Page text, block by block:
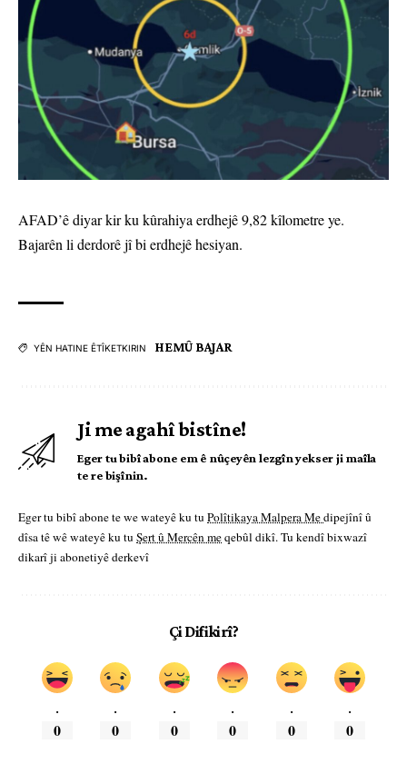
AFAD’ê diyar kir ku kûrahiya erdhejê 9,82 kîlometre ye.
Bajarên li derdorê jî bi erdhejê hesiyan.
YÊN HATINE ÊTÎKETKIRIN HEMÛ BAJAR
Ji me agahî bistîne!
Eger tu bibî abone em ê nûçeyên lezgîn yekser ji maîla
te re bişînin.
Eger tu bibî abone te we wateyê ku tu Polîtikaya Malpera Medipejînî û
dîsa tê wê wateyê ku tu Şert û Mercên meqebûl dikî. Tu kendî bixwazî
dikarî ji abonetiyê derkevî
Çi Difikirî?
.
0
.
0
.
0
.
0
.
0
.
0